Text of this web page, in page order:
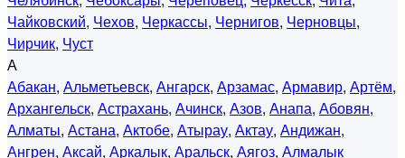
Чайковский, Чехов, Черкассы, Чернигов, Черновцы,
Чирчик, Чуст
А
Абакан, Альметьевск, Ангарск, Арзамас, Армавир, Артём,
Архангельск, Астрахань, Ачинск, Азов, Анапа, Абовян,
Алматы, Астана, Актобе, Атырау, Актау, Андижан,
Ангрен, Аксай, Аркалык, Аральск, Аягоз, Алмалык